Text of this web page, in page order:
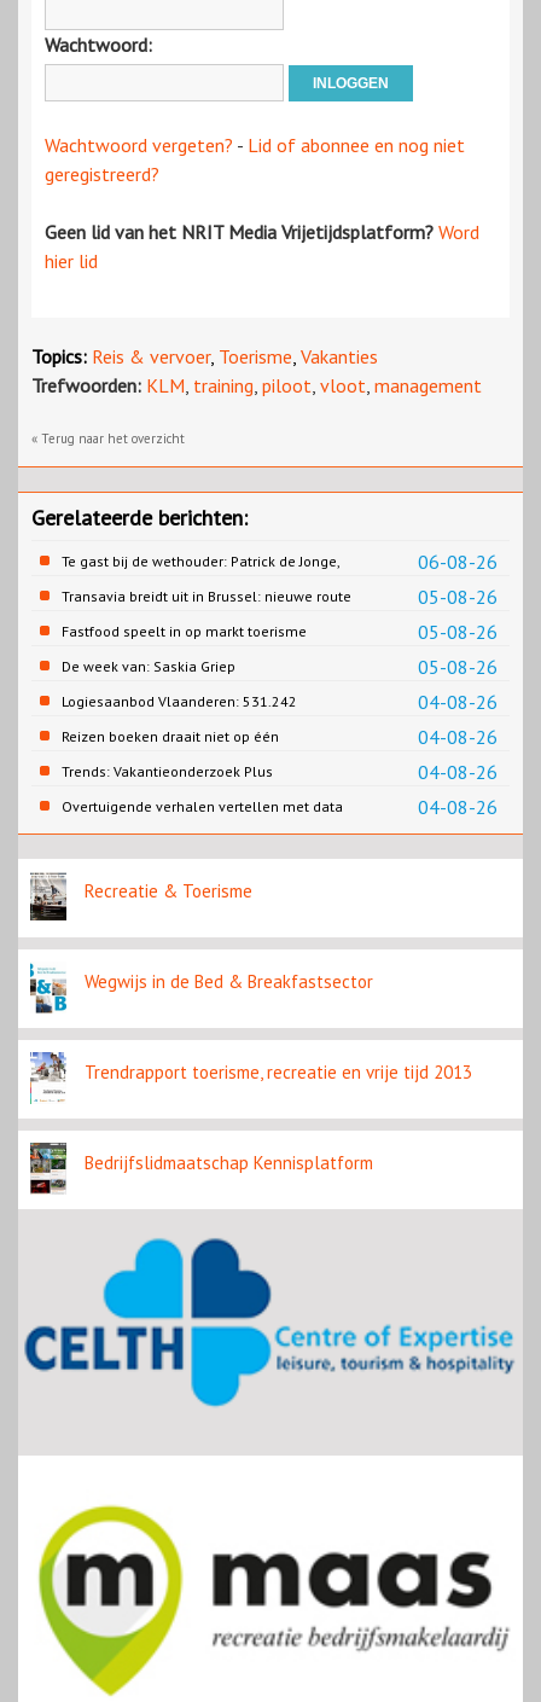
Wachtwoord:
Wachtwoord vergeten? - Lid of abonnee en nog niet
geregistreerd?
Geen lid van het NRIT Media Vrijetijdsplatform? Word
hier lid
Topics: Reis & vervoer, Toerisme, Vakanties
Trefwoorden: KLM, training, piloot, vloot, management
« Terug naar het overzicht
Gerelateerde berichten:
06-08-26
Te gast bij de wethouder: Patrick de Jonge,
Gemeente Emmen
05-08-26
Transavia breidt uit in Brussel: nieuwe route
naar Porto
05-08-26
Fastfood speelt in op markt toerisme
05-08-26
De week van: Saskia Griep
04-08-26
Logiesaanbod Vlaanderen: 531.242
slaapplaatsen
04-08-26
Reizen boeken draait niet op één
contentbron
04-08-26
Trends: Vakantieonderzoek Plus
04-08-26
Overtuigende verhalen vertellen met data
Recreatie & Toerisme
Wegwijs in de Bed & Breakfastsector
Trendrapport toerisme, recreatie en vrije tijd 2013
Bedrijfslidmaatschap Kennisplatform